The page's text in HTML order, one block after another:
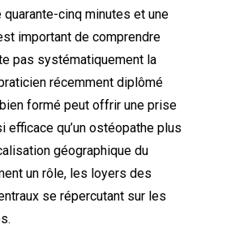
cinq minutes et une
important de comprendre
pas systématiquement la
récemment diplômé
formé peut offrir une prise
efficace qu’un ostéopathe plus
géographique du
un rôle, les loyers des
se répercutant sur les